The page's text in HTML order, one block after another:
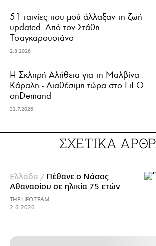
51 ταινίες που μού άλλαξαν τη ζωή-
updated. Aπό τον Στάθη
Τσαγκαρουσιάνο
2.8.2026
Η Σκληρή Αλήθεια για τη Μαλβίνα
Κάραλη - Διαθέσιμη τώρα στo LiFO
onDemand
31.7.2026
ΣΧΕΤΙΚΑ
Ελλάδα / Πέθανε ο Νάσος
Αθανασίου σε ηλικία 75 ετών
THE LIFO TEAM
2.6.2026